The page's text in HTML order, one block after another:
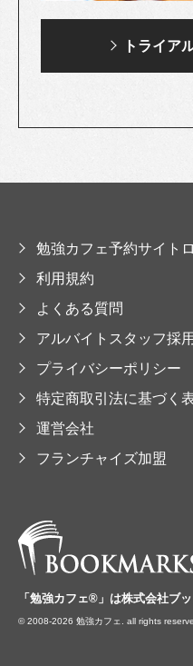
トライア
勉強カフェ予約サイト
利用規約
よくある質問
アルバイトスタッフ採
プライバシーポリシー
特定商取引法に基づく
運営会社
フランチャイズ加盟
「勉強カフェ®」は株式会社ブ
© 2008-2026 勉強カフェ. all rights